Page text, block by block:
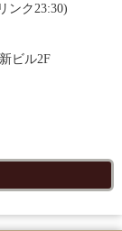
ンク23:30)
ビル2F